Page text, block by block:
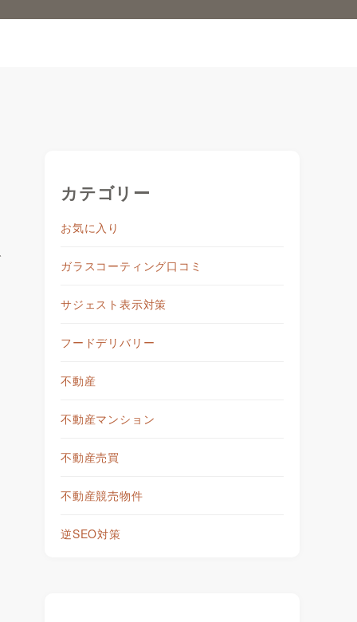
カテゴリー
お気に入り
ガラスコーティング口コミ
サジェスト表示対策
フードデリバリー
不動産
不動産マンション
不動産売買
不動産競売物件
逆SEO対策